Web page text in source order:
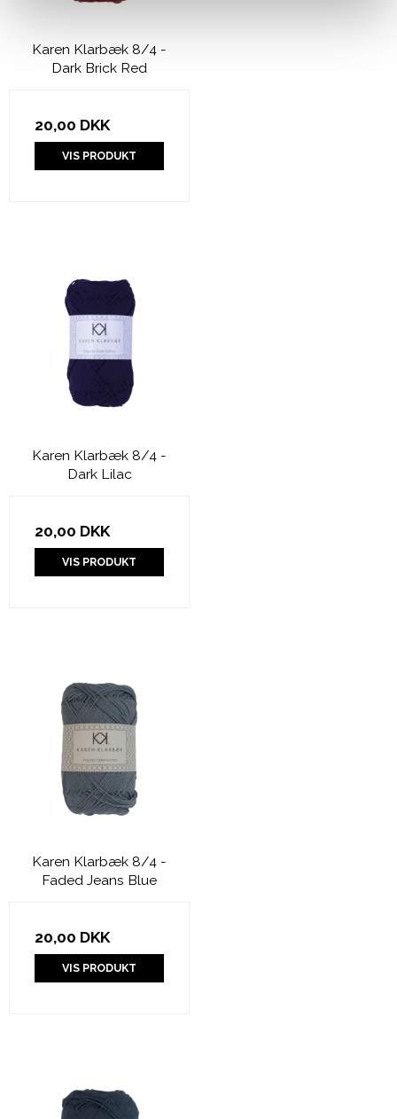
Karen Klarbæk 8/4 -
Dark Brick Red
20,00 DKK
VIS PRODUKT
Karen Klarbæk 8/4 -
Dark Lilac
20,00 DKK
VIS PRODUKT
Karen Klarbæk 8/4 -
Faded Jeans Blue
20,00 DKK
VIS PRODUKT